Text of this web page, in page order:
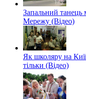
Запальний танець
Мережу (Відео)
Як школяру на
тільки (Відео)